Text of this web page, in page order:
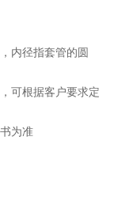
内径指套管的圆
可根据客户要求定
为准